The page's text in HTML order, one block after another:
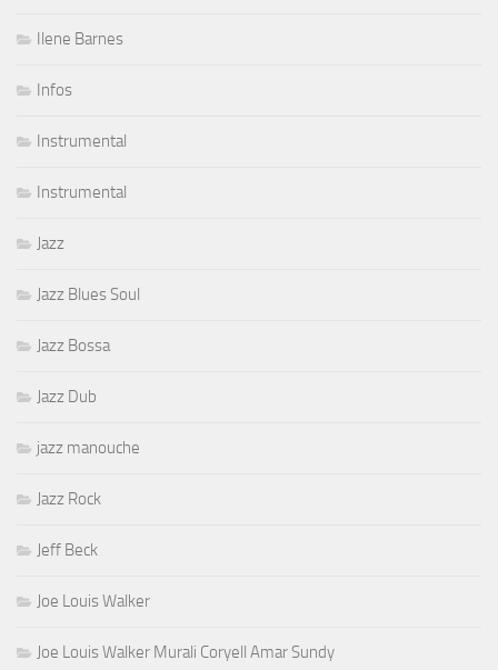
Ilene Barnes
Infos
Instrumental
Instrumental
Jazz
Jazz Blues Soul
Jazz Bossa
Jazz Dub
jazz manouche
Jazz Rock
Jeff Beck
Joe Louis Walker
Joe Louis Walker Murali Coryell Amar Sundy